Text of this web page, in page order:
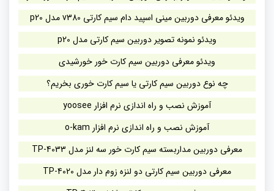
ویدئو معرفی دوربین مینی اسپید دام سیم کارتی v380 مدل p20
ویدئو نمونه تصویر دوربین سیم کارتی مدل p20
ویدئو معرفی دوربین سیم کارت خور خورشیدی
چه نوع دوربین سیم کارتی یا سیم کارت خوری بخریم؟
آموزش نصب و راه اندازی نرم افزار yoosee
آموزش نصب و راه اندازی نرم افزار o-kam
معرفی دوربین مداربسته سیم کارت خور سه لنز مدل TP-4033
معرفی دوربین سیم کارتی دو لنزه زوم دار مدل TP-4020